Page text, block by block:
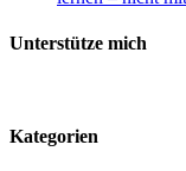
Unterstütze mich
Kategorien